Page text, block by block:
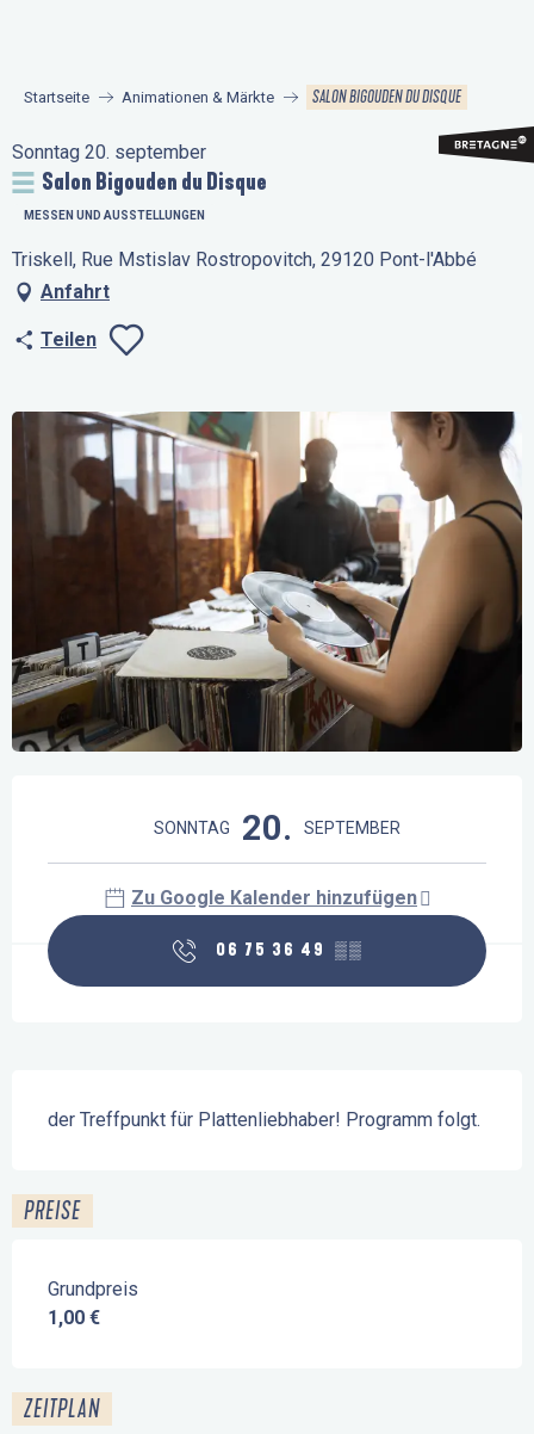
principal
Startseite Animationen & Märkte SALON BIGOUDEN DU DISQUE
Sonntag 20. september
Salon Bigouden du Disque
MESSEN UND AUSSTELLUNGEN
Triskell, Rue Mstislav Rostropovitch, 29120 Pont-l'Abbé
Anfahrt
Teilen
SONNTAG 20. SEPTEMBER
Zu Google Kalender hinzufügen
06 75 36 49 ▒▒
der Treffpunkt für Plattenliebhaber! Programm folgt.
PREISE
Grundpreis
1,00 €
ZEITPLAN